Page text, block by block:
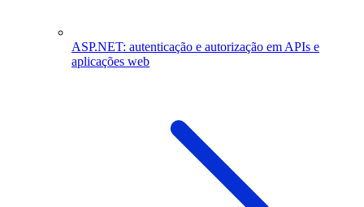
ASP.NET: autenticação e autorização em APIs e
aplicações web